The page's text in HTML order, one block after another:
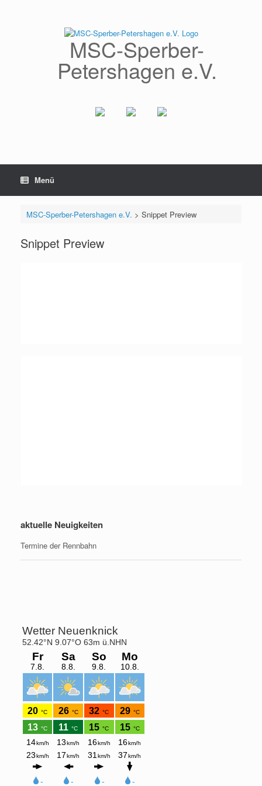
MSC-Sperber-
Petershagen e.V.
Menü
MSC-Sperber-Petershagen e.V. > Snippet Preview
Snippet Preview
aktuelle Neuigkeiten
Termine der Rennbahn